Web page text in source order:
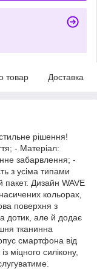
товар Доставка
рішення!
- Матеріал:
забарвлення; -
з усіма типами
Дизайн WAVE
кольорах,
поверхня з
дотик, але й додає
тканинна
смартфона від
міцного силікону,